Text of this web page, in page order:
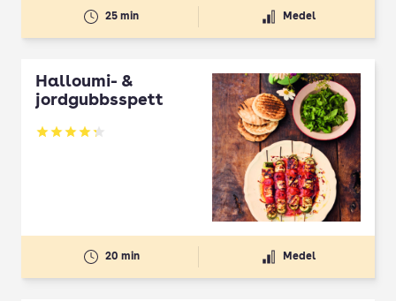
25 min Medel
Halloumi- &
jordgubbsspett
Betyg: 4.3 av 5
20 min Medel